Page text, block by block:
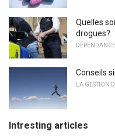
Quelles
drogues?
DÉPENDANCE
Conseils
LA GESTION
Intresting articles